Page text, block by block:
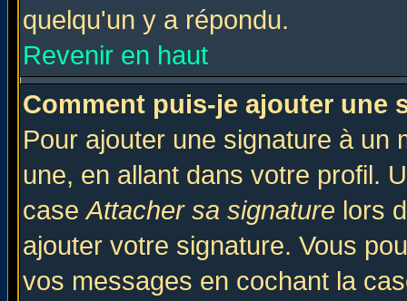
quelqu'un y a répondu.
Revenir en haut
Comment puis-je ajouter une
Pour ajouter une signature à un
une, en allant dans votre profil.
caseAttacher sa signature lors
ajouter votre signature. Vous
vos messages en cochant la